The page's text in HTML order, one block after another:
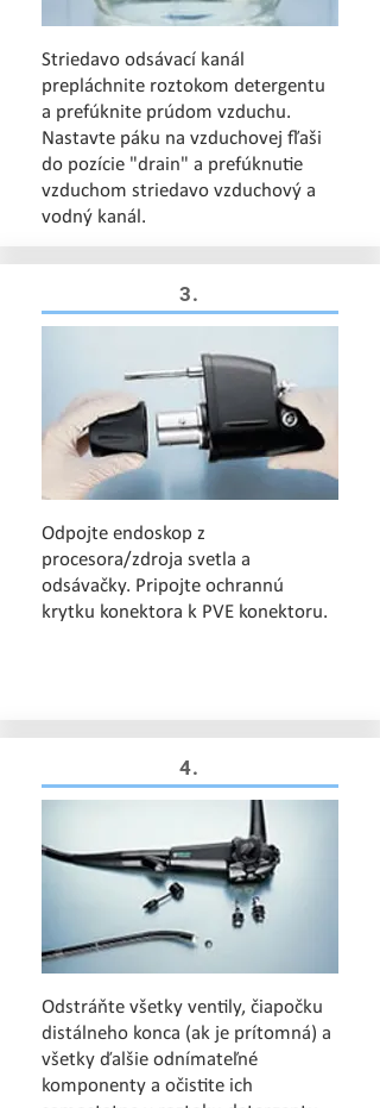
Striedavo odsávací kanál
prepláchnite roztokom detergentu
a prefúknite prúdom vzduchu.
Nastavte páku na vzduchovej fľaši
do pozície "drain" a prefúknutie
vzduchom striedavo vzduchový a
vodný kanál.
3.
Odpojte endoskop z
procesora/zdroja svetla a
odsávačky. Pripojte ochrannú
krytku konektora k PVE konektoru.
4.
Odstráňte všetky ventily, čiapočku
distálneho konca (ak je prítomná) a
všetky ďalšie odnímateľné
komponenty a očistite ich